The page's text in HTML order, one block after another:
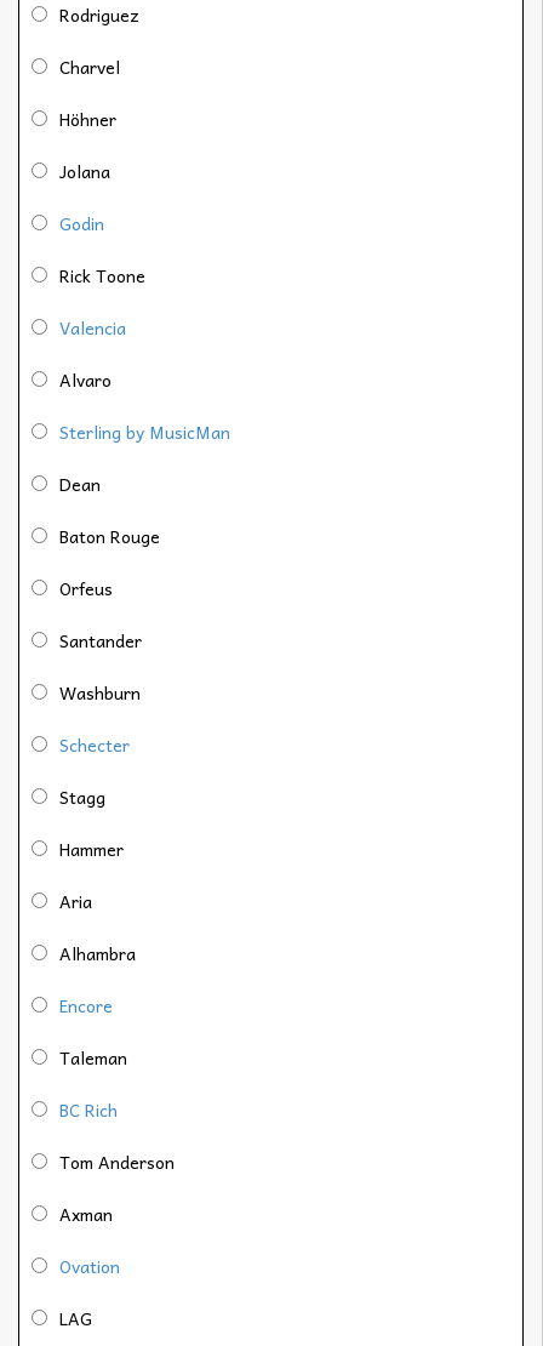
Rodriguez
Charvel
Höhner
Jolana
Godin
Rick Toone
Valencia
Alvaro
Sterling by MusicMan
Dean
Baton Rouge
Orfeus
Santander
Washburn
Schecter
Stagg
Hammer
Aria
Alhambra
Encore
Taleman
BC Rich
Tom Anderson
Axman
Ovation
LAG